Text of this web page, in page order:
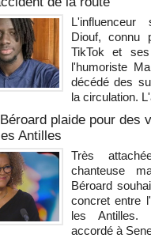
L'influenceur
Diouf, connu
TikTok et
l'humoriste
décédé des
la circulation.
plaide pour des
Antilles
Très
chanteuse
Béroard
concret entre
les Antilles.
accordé à